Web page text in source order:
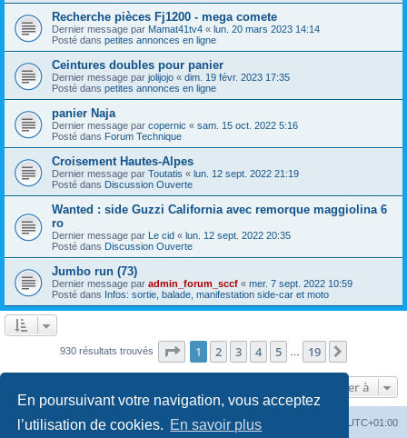
En poursuivant votre navigation, vous acceptez
l’utilisation de cookies. En savoir plus
Recherche pièces Fj1200 - mega comete
Dernier message par Mamat41tv4 « lun. 20 mars 2023 14:14
Posté dans petites annonces en ligne
Ceintures doubles pour panier
Dernier message par jolijojo « dim. 19 févr. 2023 17:35
Posté dans petites annonces en ligne
panier Naja
Dernier message par copernic « sam. 15 oct. 2022 5:16
Posté dans Forum Technique
Croisement Hautes-Alpes
Dernier message par Toutatis « lun. 12 sept. 2022 21:19
Posté dans Discussion Ouverte
Wanted : side Guzzi California avec remorque maggiolina 6
ro
Dernier message par Le cid « lun. 12 sept. 2022 20:35
Posté dans Discussion Ouverte
Jumbo run (73)
Dernier message par admin_forum_sccf « mer. 7 sept. 2022 10:59
Posté dans Infos: sortie, balade, manifestation side-car et moto
930 résultats trouvés Page 1sur19
1 2 3 4 5 19
Aller à
Index du forum UTC+01:00